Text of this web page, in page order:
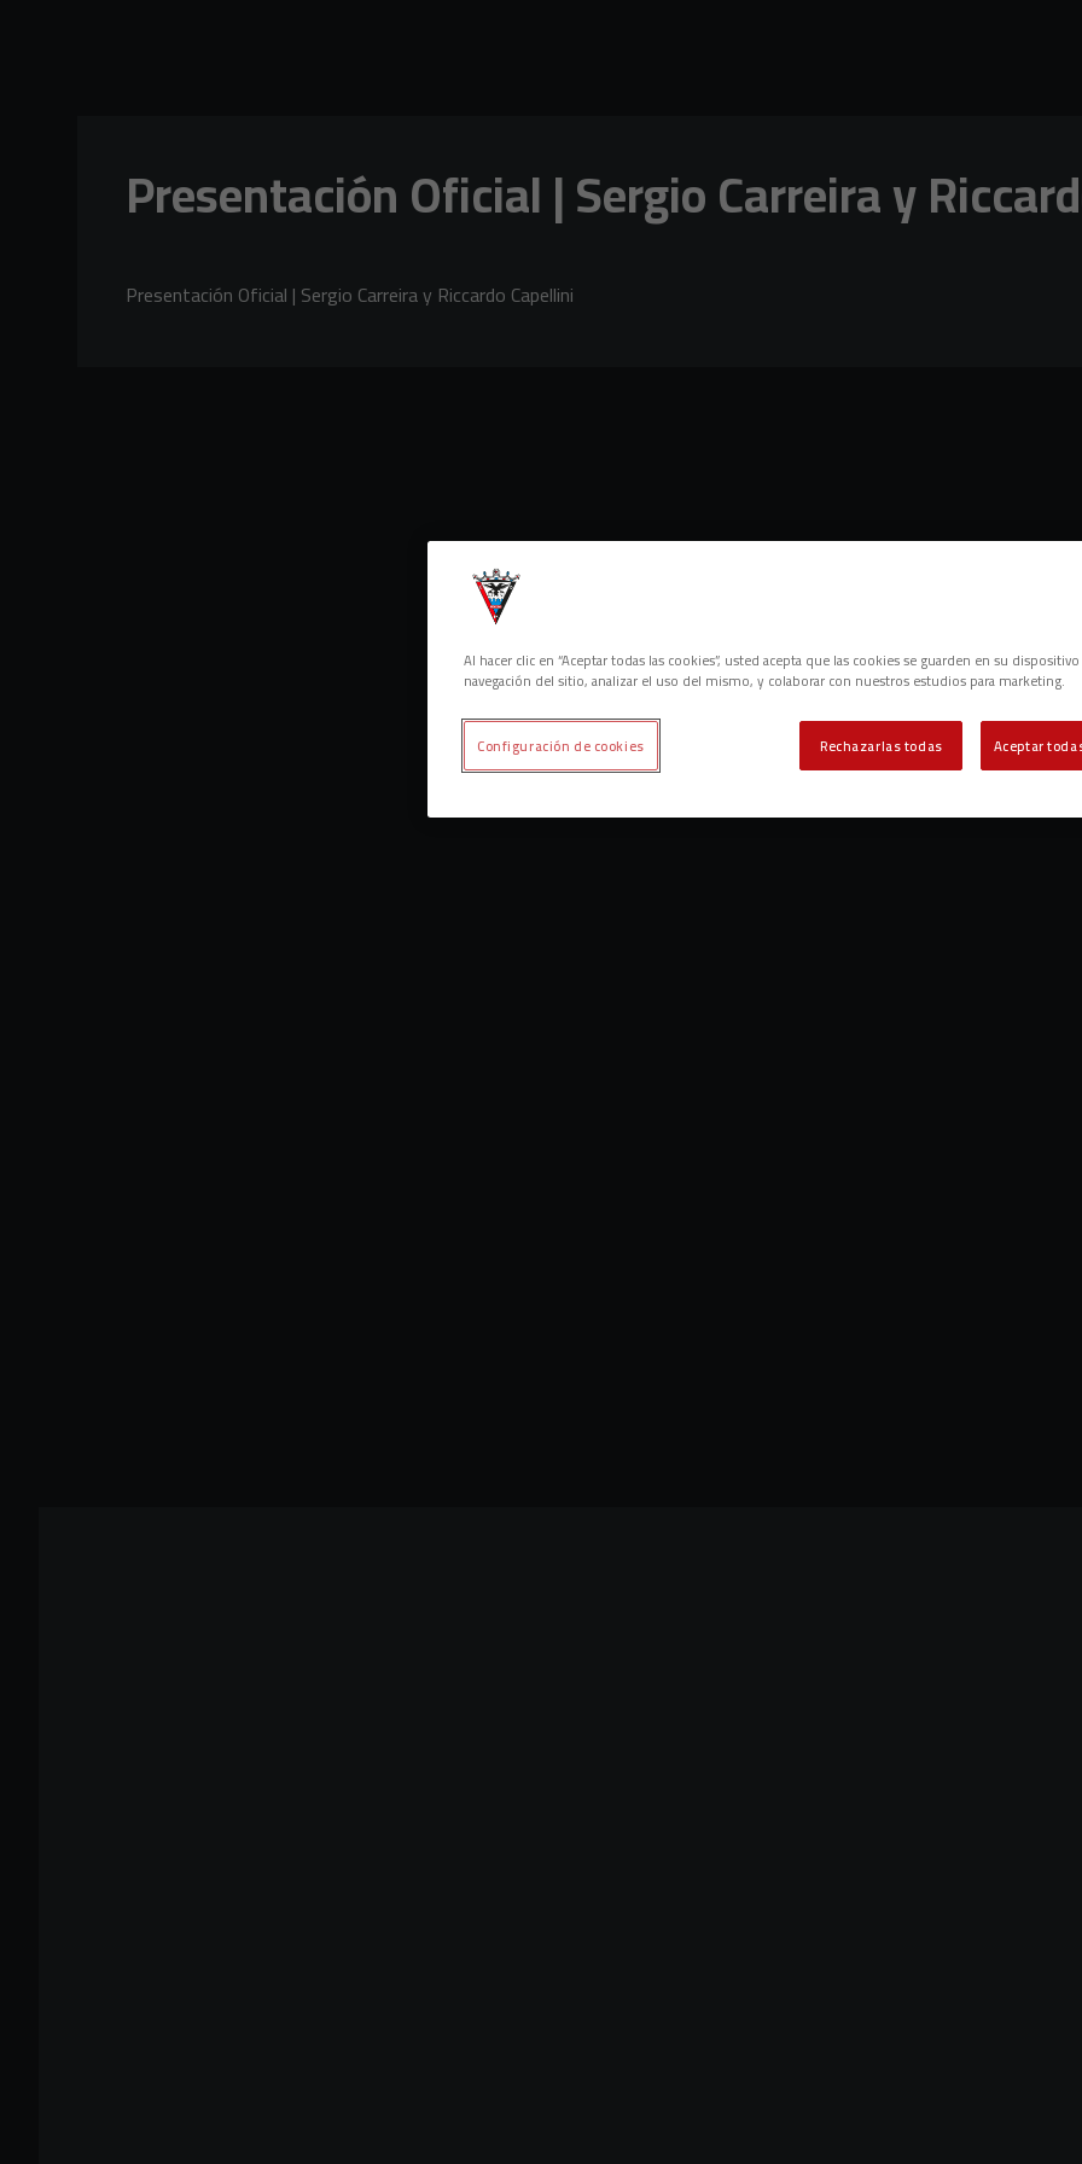
Presentación Oficial | Sergio Carreira y
Presentación Oficial | Sergio Carreira y Riccardo Capellini
Al hacer clic en “Aceptar todas las cookies”, usted acepta que las cookies se guarden en su
navegación del sitio, analizar el uso del mismo, y colaborar con nuestros estudios para marketing.
Rechazarlas todas Aceptar
Configuración de cookies